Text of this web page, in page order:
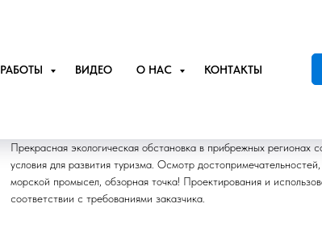
РАБОТЫ ВИДЕО О НАС КОНТАКТЫ
Прекрасная экологическая обстановка в прибрежных регионах
условия для развития туризма. Осмотр
морской промысел, обзорная точка! Проектирования и
соответствии с требованиями заказчика.